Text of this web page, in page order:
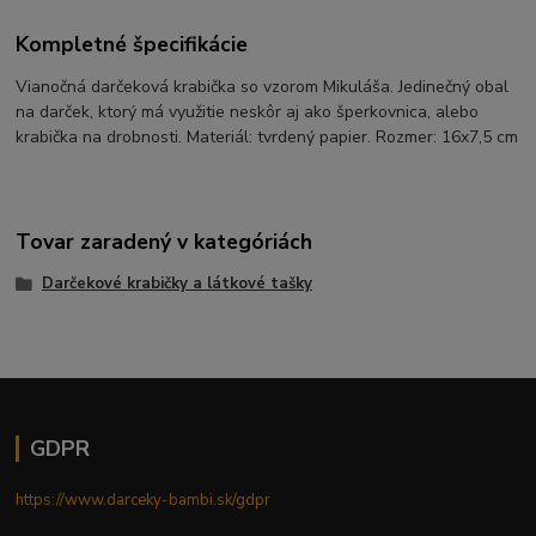
Kompletné špecifikácie
Vianočná darčeková krabička so vzorom Mikuláša. Jedinečný obal
na darček, ktorý má využitie neskôr aj ako šperkovnica, alebo
krabička na drobnosti. Materiál: tvrdený papier. Rozmer: 16x7,5 cm
Tovar zaradený v kategóriách
Darčekové krabičky a látkové tašky
GDPR
https://www.darceky-bambi.sk/gdpr